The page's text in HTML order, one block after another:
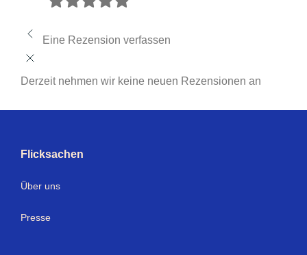
Eine Rezension verfassen
Derzeit nehmen wir keine neuen Rezensionen an
Flicksachen
Über uns
Presse